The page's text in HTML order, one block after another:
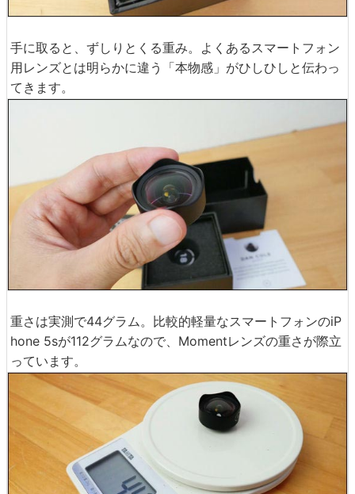
手に取ると、ずしりとくる重み。よくあるスマートフォン
用レンズとは明らかに違う「本物感」がひしひしと伝わっ
てきます。
重さは実測で44グラム。比較的軽量なスマートフォンのiP
hone 5sが112グラムなので、Momentレンズの重さが際立
っています。